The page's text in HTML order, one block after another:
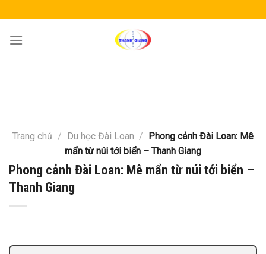
to
content
Trang chủ / Du học Đài Loan / Phong cảnh Đài Loan: Mê
mẩn từ núi tới biển – Thanh Giang
Phong cảnh Đài Loan: Mê mẩn từ núi tới biển –
Thanh Giang